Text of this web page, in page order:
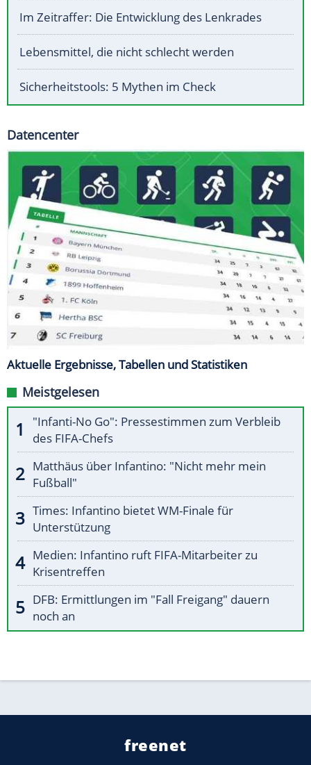
Im Zeitraffer: Die Entwicklung des Lenkrades
Lebensmittel, die nicht schlecht werden
Sicherheitstools: 5 Mythen im Check
Datencenter
Aktuelle Ergebnisse, Tabellen und Statistiken
Meistgelesen
"Infanti-No Go": Pressestimmen zum Verbleib
des FIFA-Chefs
Matthäus über Infantino: "Nicht mehr mein
Fußball"
Times: Infantino bietet WM-Finale für
Unterstützung
Medien: Infantino ruft FIFA-Mitarbeiter zu
Krisentreffen
DFB: Ermittlungen im "Fall Freigang" dauern
noch an
freenet